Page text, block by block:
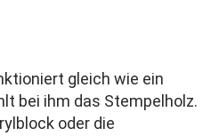
gleich wie ein
bei ihm das Stempelholz.
oder die